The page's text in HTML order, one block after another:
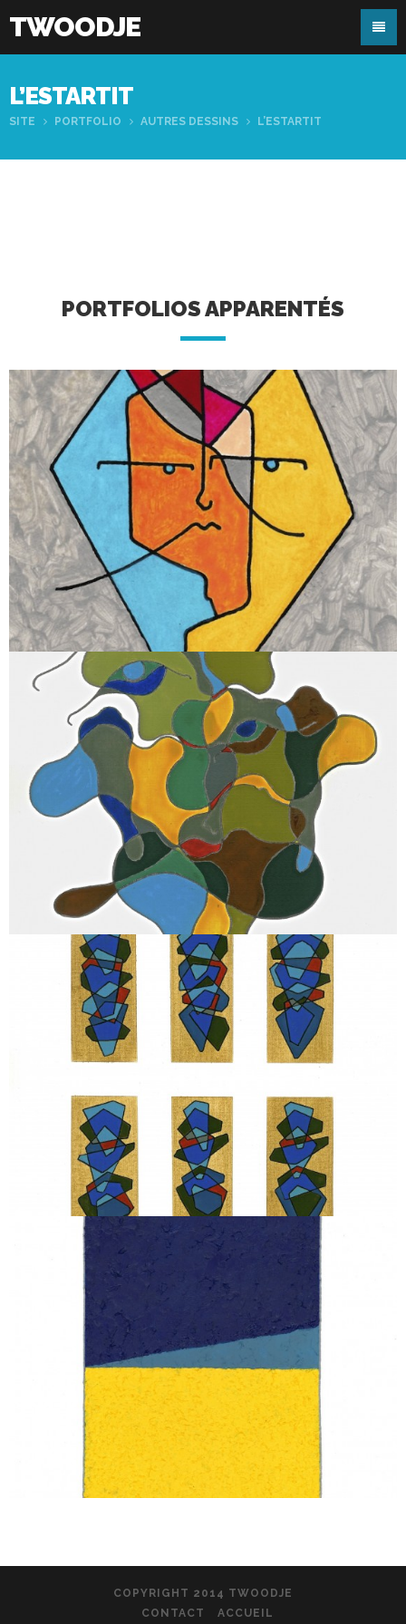
TWOODJE
L’ESTARTIT
SITE PORTFOLIO AUTRES DESSINS L’ESTARTIT
PORTFOLIOS APPARENTÉS
COPYRIGHT 2014 TWOODJE
CONTACT
ACCUEIL